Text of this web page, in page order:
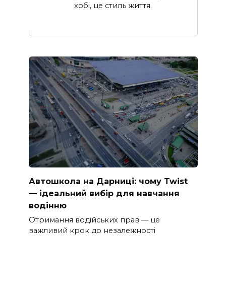
хобі, це стиль життя.
Автошкола на Дарниці: чому Twist
— ідеальний вибір для навчання
водінню
Отримання водійських прав — це
важливий крок до незалежності